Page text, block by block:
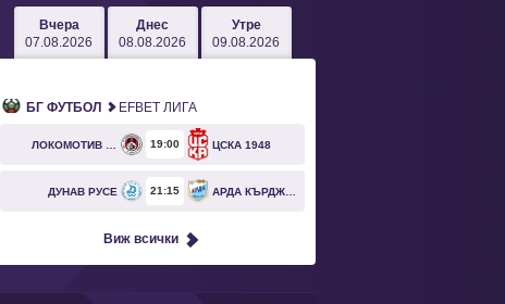
Вчера
07.08.2026
Днес
08.08.2026
Утре
09.08.2026
БГ ФУТБОЛ EFBET ЛИГА
19 00 ЦСКА 1948
ДУНАВ РУСЕ 21 15
Виж всички